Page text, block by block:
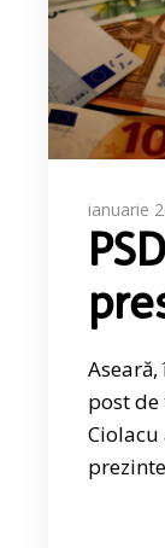
ianuarie
post
Ciolacu